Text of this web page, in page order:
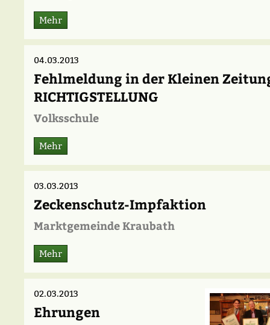
Mehr
04.03.2013
Fehlmeldung in der Kleinen
RICHTIGSTELLUNG
Volksschule
Mehr
03.03.2013
Zeckenschutz-Impfaktion
Marktgemeinde Kraubath
Mehr
02.03.2013
Ehrungen